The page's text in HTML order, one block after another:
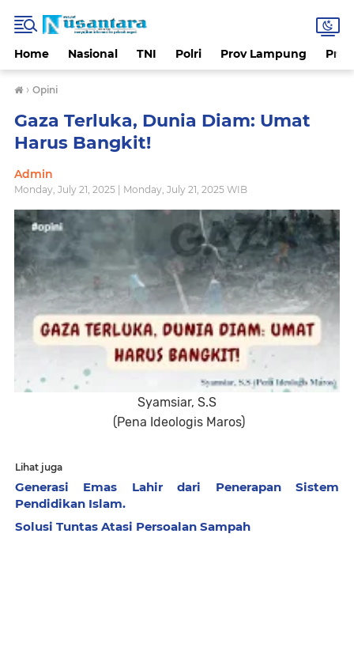
Home Nasional TNI Polri Prov Lampung
› Opini
Gaza Terluka, Dunia Diam: Umat
Harus Bangkit!
Admin
Monday, July 21, 2025 | Monday, July 21, 2025 WIB
Syamsiar, S.S
(Pena Ideologis Maros)
Lihat juga
Generasi Emas Lahir dari Penerapan Sistem
Pendidikan Islam.
Solusi Tuntas Atasi Persoalan Sampah